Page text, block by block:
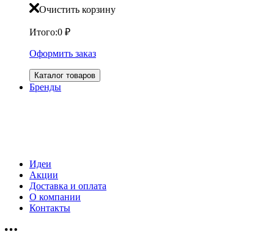
Очистить корзину
Итого:0 ₽
Оформить заказ
Каталог товаров
Бренды
Идеи
Акции
Доставка и оплата
О компании
Контакты